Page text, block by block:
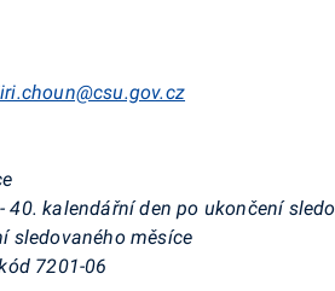
kalendářní den po ukončení
sledovaného měsíce
7201-06